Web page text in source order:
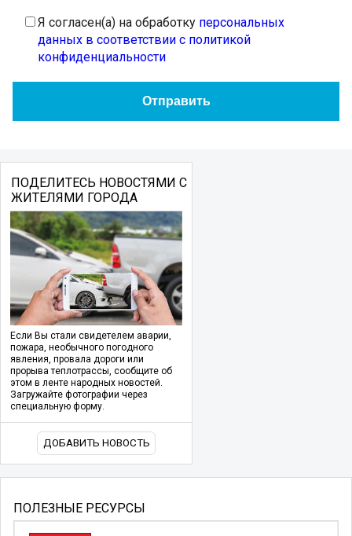
Я согласен(а) на обработку персональных
данных в соответствии с политикой
конфиденциальности
ПОДЕЛИТЕСЬ НОВОСТЯМИ С
ЖИТЕЛЯМИ ГОРОДА
Если Вы стали свидетелем аварии,
пожара, необычного погодного
явления, провала дороги или
прорыва теплотрассы, сообщите об
этом в ленте народных новостей.
Загружайте фотографии через
специальную форму.
ДОБАВИТЬ НОВОСТЬ
ПОЛЕЗНЫЕ РЕСУРСЫ